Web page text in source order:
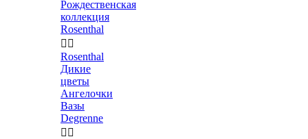
Рождественская
коллекция
Rosenthal
 
Rosenthal
Дикие
цветы
Ангелочки
Вазы
Degrenne
 